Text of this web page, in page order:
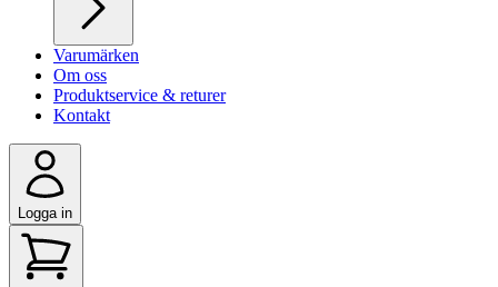
Varumärken
Om oss
Produktservice & returer
Kontakt
Logga in